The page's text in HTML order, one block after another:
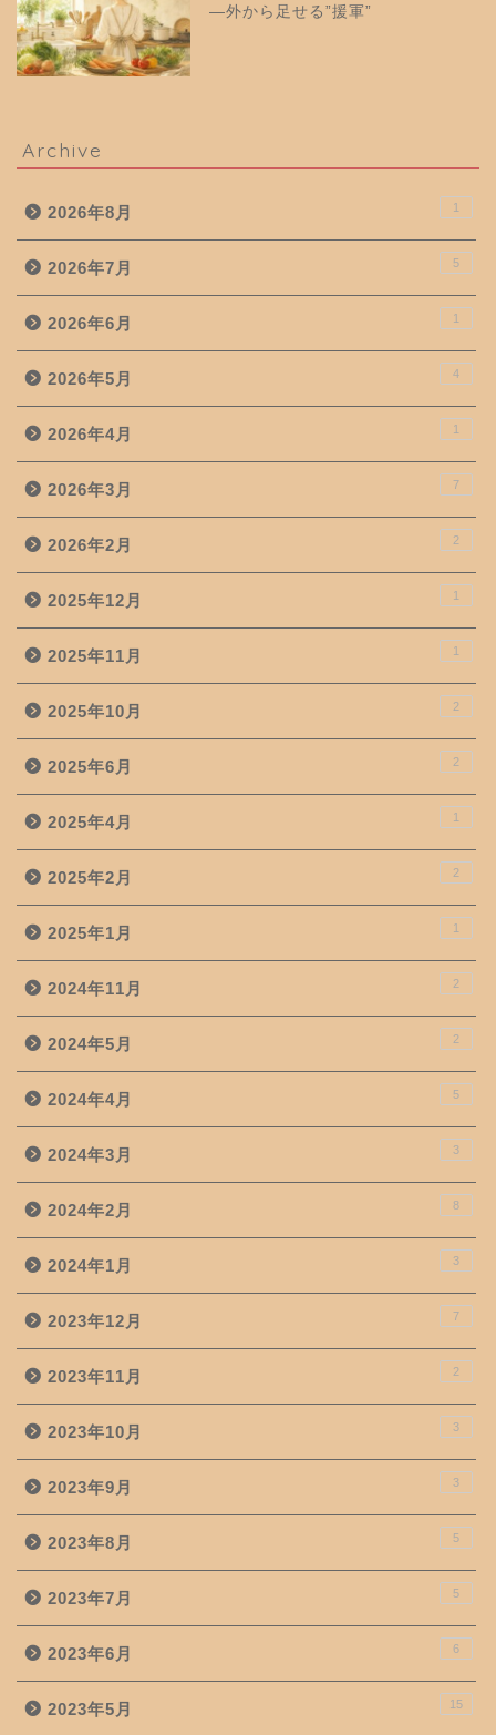
—外から足せる”援軍”
Archive
2026年8月 1
2026年7月 5
2026年6月 1
2026年5月 4
2026年4月 1
2026年3月 7
2026年2月 2
2025年12月 1
2025年11月 1
2025年10月 2
2025年6月 2
2025年4月 1
2025年2月 2
2025年1月 1
2024年11月 2
2024年5月 2
2024年4月 5
2024年3月 3
2024年2月 8
2024年1月 3
2023年12月 7
2023年11月 2
2023年10月 3
2023年9月 3
2023年8月 5
2023年7月 5
2023年6月 6
2023年5月 15